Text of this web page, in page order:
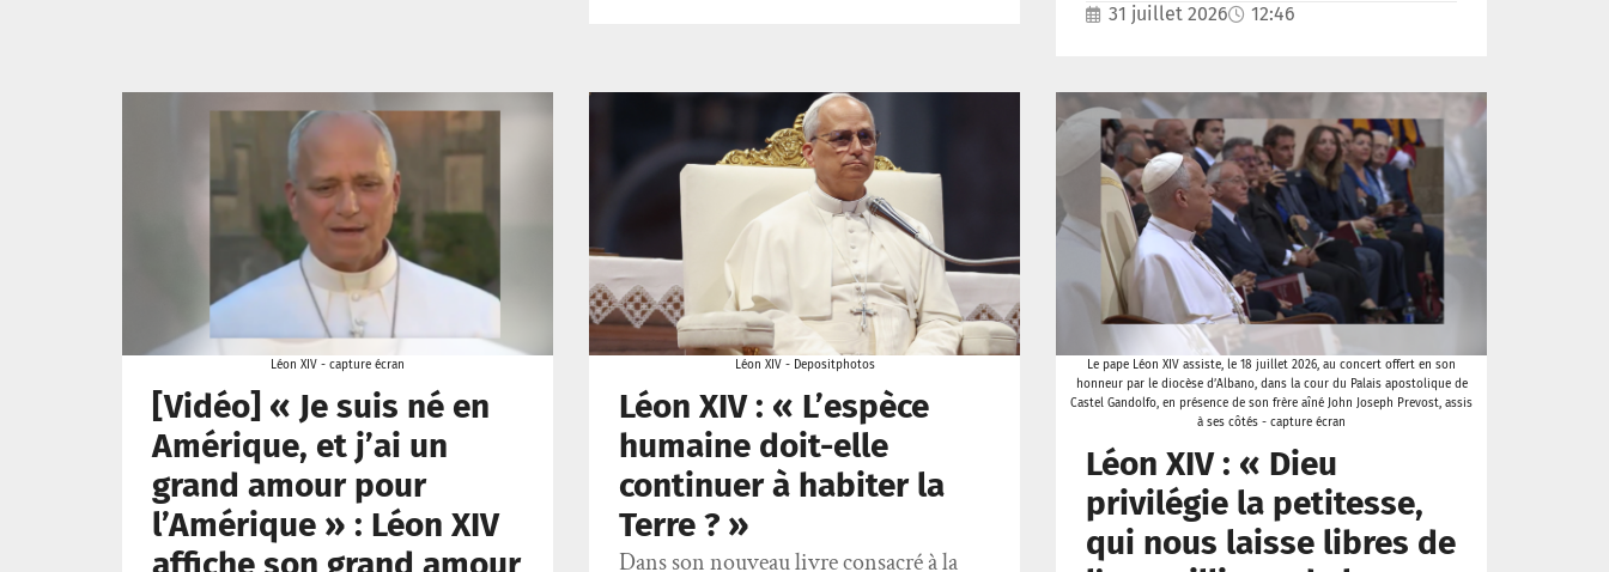
31 juillet 2026 12:46
Léon XIV - capture écran
[Vidéo] « Je suis né en
Amérique, et j’ai un
grand amour pour
l’Amérique » : Léon XIV
affiche son grand amour
Léon XIV - Depositphotos
Léon XIV : « L’espèce
humaine doit-elle
continuer à habiter la
Terre ? »
Dans son nouveau livre consacré à la
Le pape Léon XIV assiste, le 18 juillet 2026, au concert offert en son
honneur par le diocèse d’Albano, dans la cour du Palais apostolique de
Castel Gandolfo, en présence de son frère aîné John Joseph Prevost, assis
à ses côtés - capture écran
Léon XIV : « Dieu
privilégie la petitesse,
qui nous laisse libres de